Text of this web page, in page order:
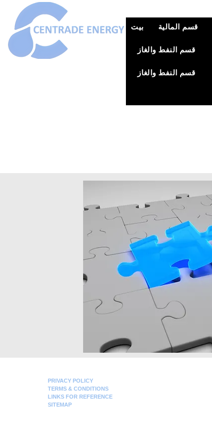
بيت قسم المالية
قسم النفط والغاز
قسم النفط والغاز
PRIVACY POLICY
TERMS & CONDITIONS
LINKS FOR REFERENCE
SITEMAP